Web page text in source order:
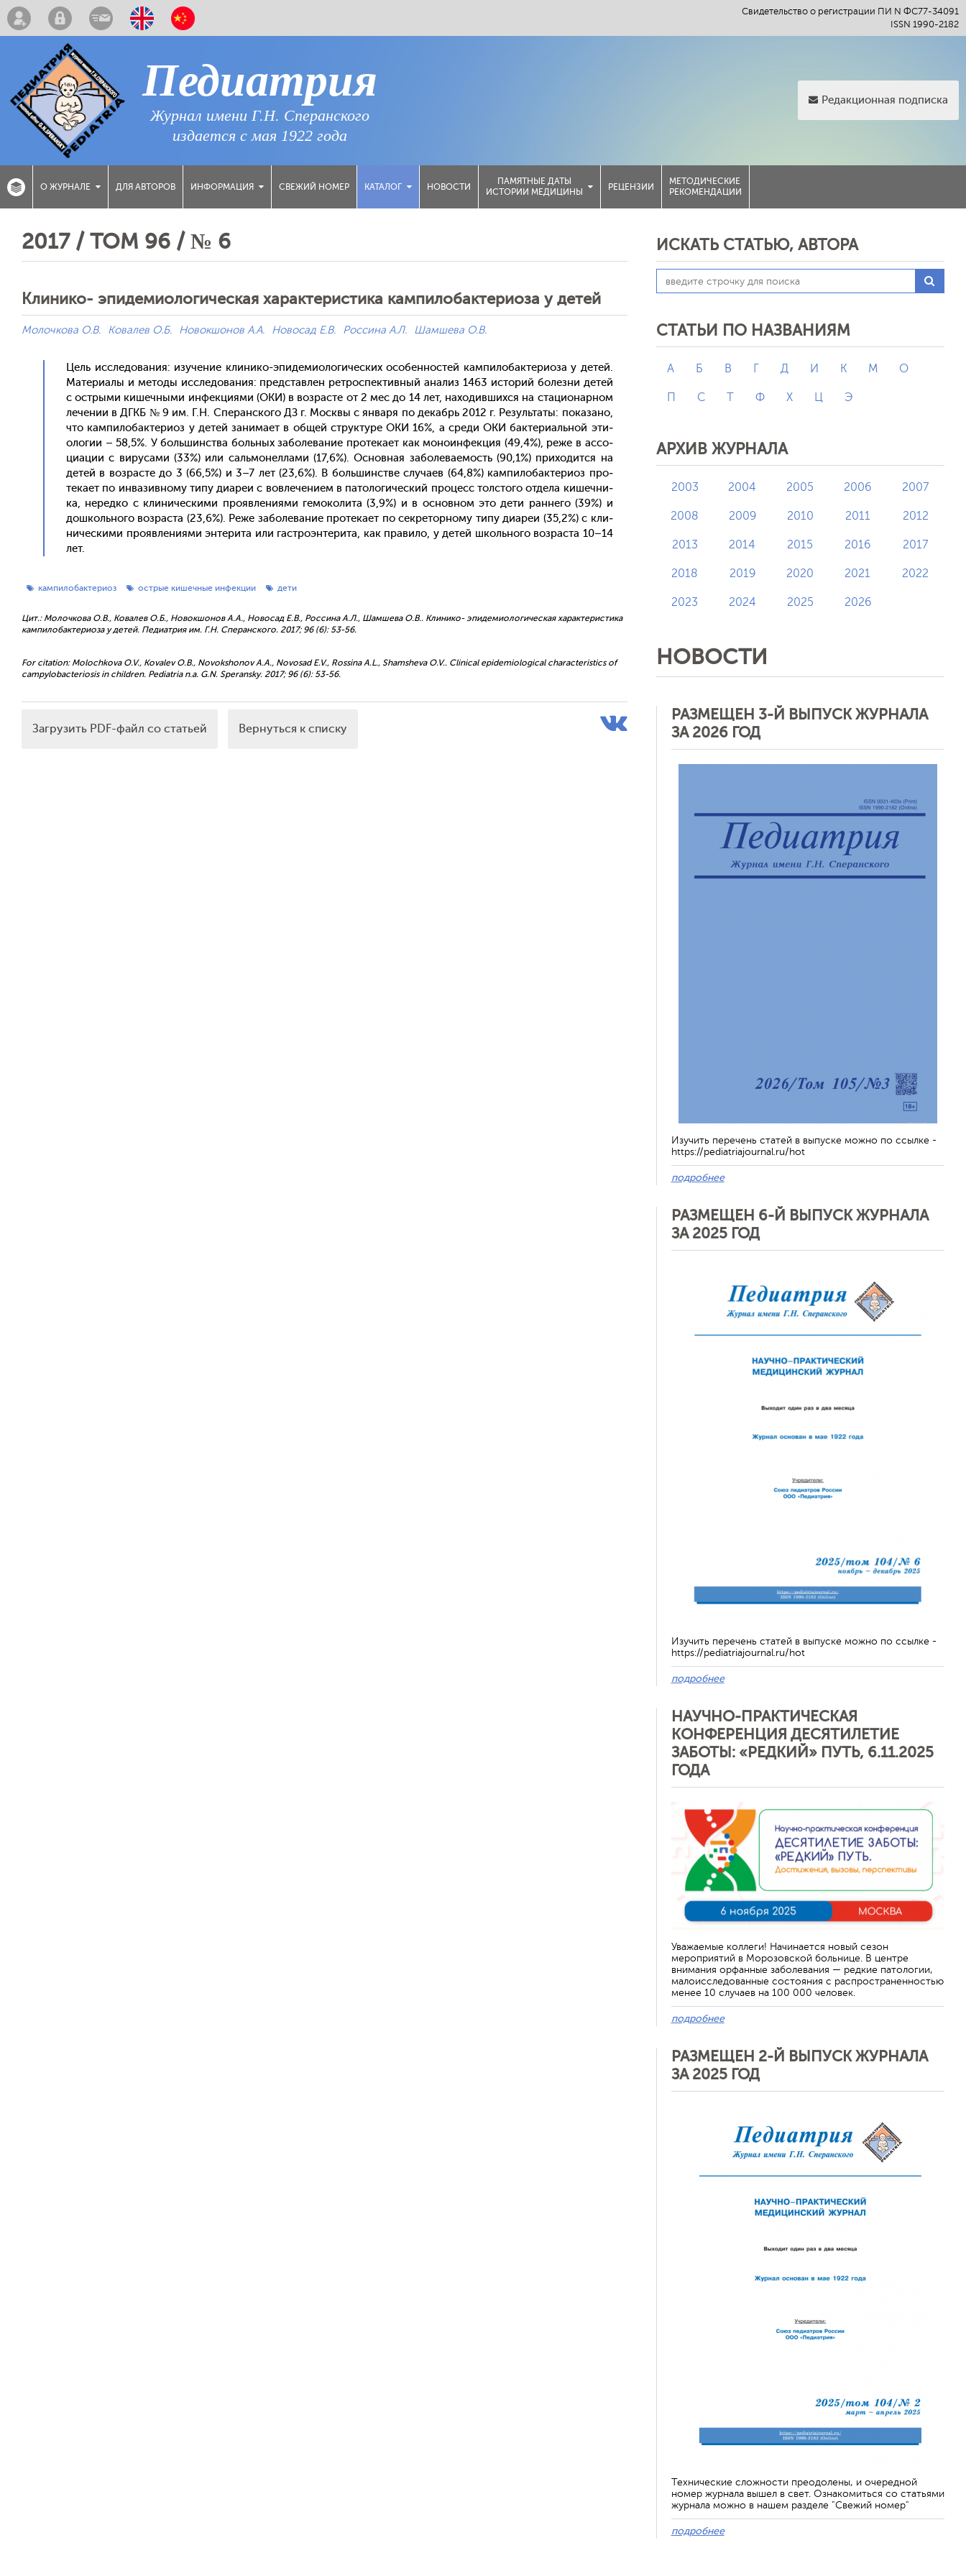
Свидетельство о регистрации ПИ N ФС77-34091
ISSN 1990-2182
Педиатрия
Журнал имени Г.Н. Сперанского
издается с мая 1922 года
Редакционная подписка
О ЖУРНАЛЕ ДЛЯ АВТОРОВ ИНФОРМАЦИЯ СВЕЖИЙ НОМЕР КАТАЛОГ НОВОСТИ
ПАМЯТНЫЕ ДАТЫ
ИСТОРИИ МЕДИЦИНЫ
РЕЦЕНЗИИ
МЕТОДИЧЕСКИЕ
РЕКОМЕНДАЦИИ
2017 / ТОМ 96 / № 6
Клинико- эпидемиологическая характеристика кампилобактериоза у детей
Молочкова О.В. Ковалев О.Б. Новокшонов А.А. Новосад Е.В. Россина А.Л. Шамшева О.В.
Цель ис­сле­дова­ния: изу­чение кли­нико-эпи­деми­оло­гичес­ких осо­бен­ностей кам­пи­лобак­те­ри­оза у де­тей.
Ма­тери­алы и ме­тоды ис­сле­дова­ния: пред­став­лен рет­роспек­тивный ана­лиз 1463 ис­то­рий бо­лез­ни де­тей
с ос­тры­ми ки­шеч­ны­ми ин­фекци­ями (ОКИ) в воз­расте от 2 мес до 14 лет, на­ходив­шихся на ста­ци­онар­ном
ле­чении в ДГКБ № 9 им. Г.Н. Спе­ран­ско­го ДЗ г. Мос­квы с ян­ва­ря по де­кабрь 2012 г. Ре­зуль­та­ты: по­каза­но,
что кам­пи­лобак­те­ри­оз у де­тей за­нима­ет в об­щей струк­ту­ре ОКИ 16%, а сре­ди ОКИ бак­те­ри­аль­ной эти­
оло­гии – 58,5%. У боль­шинс­тва боль­ных за­боле­вание про­тека­ет как мо­но­ин­фекция (49,4%), ре­же в ас­со­
ци­ации с ви­руса­ми (33%) или саль­мо­нел­ла­ми (17,6%). Ос­новная за­боле­ва­емость (90,1%) при­ходит­ся на
де­тей в воз­расте до 3 (66,5%) и 3–7 лет (23,6%). В боль­шинс­тве слу­ча­ев (64,8%) кам­пи­лобак­те­ри­оз про­
тека­ет по ин­ва­зив­но­му ти­пу ди­ареи с вов­ле­чени­ем в па­толо­гичес­кий про­цесс тол­сто­го от­де­ла ки­шеч­ни­
ка, не­ред­ко с кли­ничес­ки­ми про­яв­ле­ни­ями ге­моко­лита (3,9%) и в ос­новном это де­ти ран­не­го (39%) и
дош­коль­но­го воз­раста (23,6%). Ре­же за­боле­вание про­тека­ет по сек­ре­тор­но­му ти­пу ди­ареи (35,2%) с кли­
ничес­ки­ми про­яв­ле­ни­ями эн­те­рита или гас­тро­эн­те­рита, как пра­вило, у де­тей школь­но­го воз­раста 10–14
лет.
кампилобактериоз острые кишечные инфекции дети
Цит.: Молочкова О.В., Ковалев О.Б., Новокшонов А.А., Новосад Е.В., Россина А.Л., Шамшева О.В.. Клинико- эпидемиологическая характеристика
кампилобактериоза у детей. Педиатрия им. Г.Н. Сперанского. 2017; 96 (6): 53-56.
For citation: Molochkova O.V., Kovalev O.B., Novokshonov A.A., Novosad E.V., Rossina A.L., Shamsheva O.V.. Clinical epidemiological characteristics of
campylobacteriosis in children. Pediatria n.a. G.N. Speransky. 2017; 96 (6): 53-56.
Загрузить PDF-файл со статьей Вернуться к списку
ИСКАТЬ СТАТЬЮ, АВТОРА
СТАТЬИ ПО НАЗВАНИЯМ
А Б В Г Д И К М О
П С Т Ф Х Ц Э
АРХИВ ЖУРНАЛА
2003 2004 2005 2006 2007
2008 2009 2010 2011 2012
2013 2014 2015 2016 2017
2018 2019 2020 2021 2022
2023 2024 2025 2026
НОВОСТИ
РАЗМЕЩЕН 3-Й ВЫПУСК ЖУРНАЛА
ЗА 2026 ГОД
Изучить перечень статей в выпуске можно по ссылке -
https://pediatriajournal.ru/hot
подробнее
РАЗМЕЩЕН 6-Й ВЫПУСК ЖУРНАЛА
ЗА 2025 ГОД
Изучить перечень статей в выпуске можно по ссылке -
https://pediatriajournal.ru/hot
подробнее
НАУЧНО-ПРАКТИЧЕСКАЯ
КОНФЕРЕНЦИЯ ДЕСЯТИЛЕТИЕ
ЗАБОТЫ: «РЕДКИЙ» ПУТЬ, 6.11.2025
ГОДА
Уважаемые коллеги! Начинается новый сезон
мероприятий в Морозовской больнице. В центре
внимания орфанные заболевания — редкие патологии,
малоисследованные состояния с распространенностью
менее 10 случаев на 100 000 человек.
подробнее
РАЗМЕЩЕН 2-Й ВЫПУСК ЖУРНАЛА
ЗА 2025 ГОД
Технические сложности преодолены, и очередной
номер журнала вышел в свет. Ознакомиться со статьями
журнала можно в нашем разделе "Свежий номер"
подробнее
Отменить